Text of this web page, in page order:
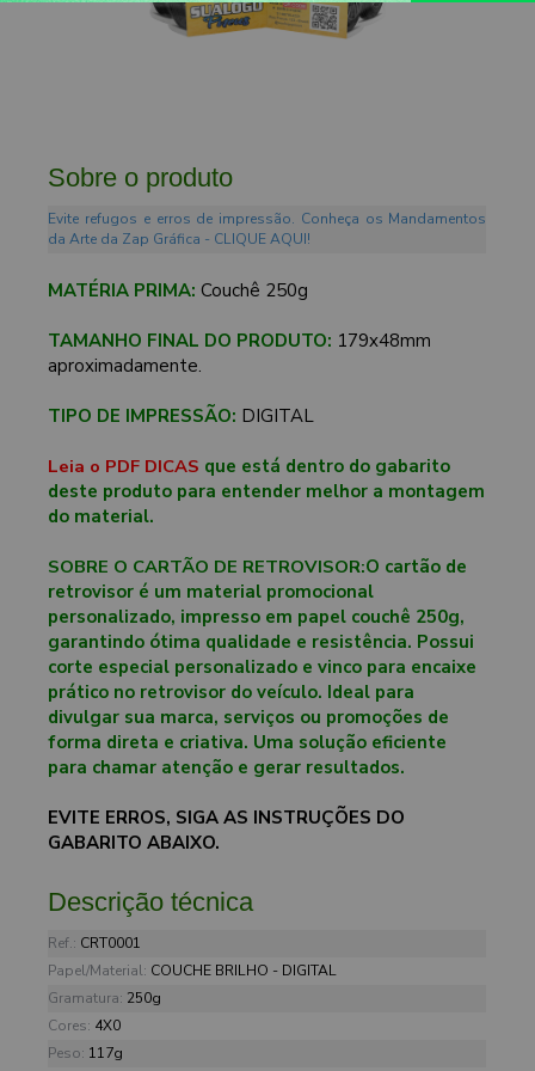
Sobre o produto
Evite refugos e erros de impressão. Conheça os Mandamentos
da Arte da Zap Gráfica - CLIQUE AQUI!
MATÉRIA PRIMA: Couchê 250g
TAMANHO FINAL DO PRODUTO: 179x48mm
aproximadamente.
TIPO DE IMPRESSÃO: DIGITAL
Leia o PDF DICAS que está dentro do gabarito
deste produto para entender melhor a montagem
do material.
SOBRE O CARTÃO DE RETROVISOR:O cartão de
retrovisor é um material promocional
personalizado, impresso em papel couchê 250g,
garantindo ótima qualidade e resistência. Possui
corte especial personalizado e vinco para encaixe
prático no retrovisor do veículo. Ideal para
divulgar sua marca, serviços ou promoções de
forma direta e criativa. Uma solução eficiente
para chamar atenção e gerar resultados.
EVITE ERROS, SIGA AS INSTRUÇÕES DO
GABARITO ABAIXO.
Descrição técnica
Ref.: CRT0001
Papel/Material: COUCHE BRILHO - DIGITAL
Gramatura: 250g
Cores: 4X0
Peso: 117g